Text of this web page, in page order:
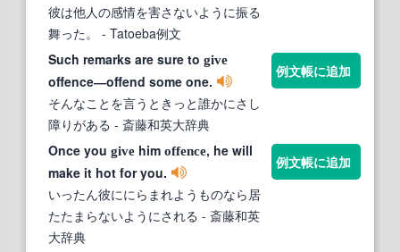
彼は他人の感情を害さないように振る
舞った。
- Tatoeba例文
Such remarks are sure to give
offence―offend some one.
そんなことを言うときっと誰かにさし
障りがある - 斎藤和英大辞典
例文帳に追加
Once you give him offence, he will
make it hot for you.
いったん彼ににらまれようものなら居
たたまらないようにされる - 斎藤和英
大辞典
例文帳に追加